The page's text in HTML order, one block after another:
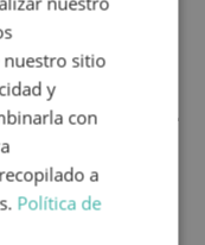
ENGLISH
sitio
y
con
a
Política de